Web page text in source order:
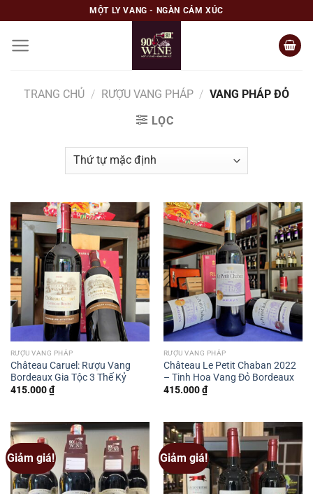
to
content
MỘT LY VANG - NGÀN CẢM XÚC
TRANG CHỦ / RƯỢU VANG PHÁP / VANG PHÁP ĐỎ
LỌC
RƯỢU VANG PHÁP
Château Caruel: Rượu Vang
Bordeaux Gia Tộc 3 Thế Kỷ
415.000₫
RƯỢU VANG PHÁP
Château Le Petit Chaban 2022
– Tinh Hoa Vang Đỏ Bordeaux
415.000₫
Giảm giá! Giảm giá!